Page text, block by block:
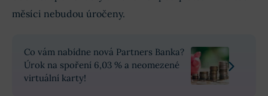
měsíci nebudou úročeny.
Co vám nabídne nová Partners Banka?
Úrok na spoření 6,03 % a neomezené
virtuální karty!